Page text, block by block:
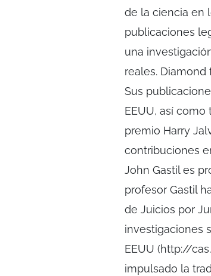
de la ciencia en
publicaciones
una
reales. Diamond
Sus
EEUU, así
premio Harry
contribuciones
John Gastil es
profesor Gastil
de Juicios por
investigaciones
EEUU (http://
impulsado la